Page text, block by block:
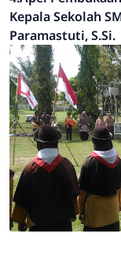
Kepala Sekolah
Paramastuti, S.Si.